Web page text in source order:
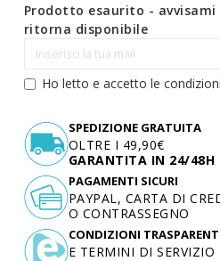
Prodotto esaurito -
ritorna disponibile
Ho letto e accetto le
SPEDIZIONE GRATUITA
OLTRE I 49,90€
GARANTITA IN 24/48H
PAGAMENTI SICURI
PAYPAL, CARTA DI
O CONTRASSEGNO
CONDIZIONI
E TERMINI DI SERVIZIO